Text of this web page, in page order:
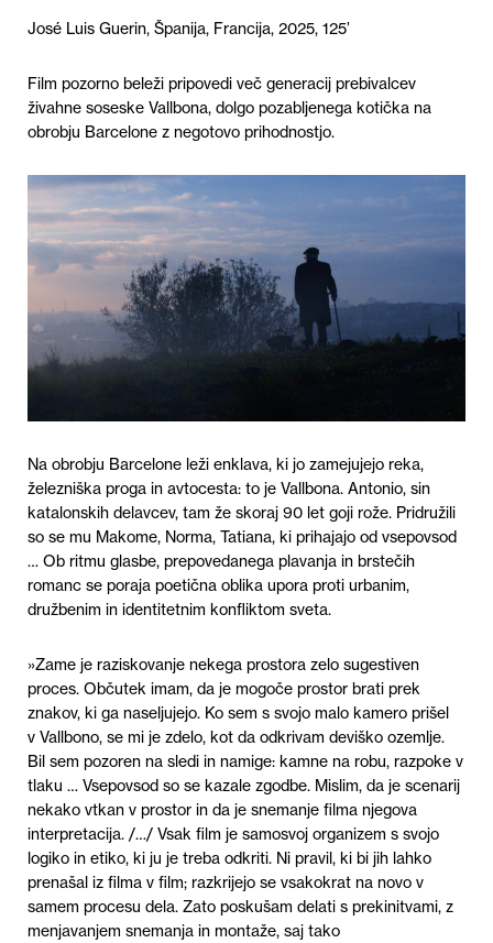
José Luis Guerin, Španija, Francija, 2025, 125’
Film pozorno beleži pripovedi več generacij prebivalcev
živahne soseske Vallbona, dolgo pozabljenega kotička na
obrobju Barcelone z negotovo prihodnostjo.
Na obrobju Barcelone leži enklava, ki jo zamejujejo reka,
železniška proga in avtocesta: to je Vallbona. Antonio, sin
katalonskih delavcev, tam že skoraj 90 let goji rože. Pridružili
so se mu Makome, Norma, Tatiana, ki prihajajo od vsepovsod
… Ob ritmu glasbe, prepovedanega plavanja in brstečih
romanc se poraja poetična oblika upora proti urbanim,
družbenim in identitetnim konfliktom sveta.
»Zame je raziskovanje nekega prostora zelo sugestiven
proces. Občutek imam, da je mogoče prostor brati prek
znakov, ki ga naseljujejo. Ko sem s svojo malo kamero prišel
v Vallbono, se mi je zdelo, kot da odkrivam deviško ozemlje.
Bil sem pozoren na sledi in namige: kamne na robu, razpoke v
tlaku … Vsepovsod so se kazale zgodbe. Mislim, da je scenarij
nekako vtkan v prostor in da je snemanje filma njegova
interpretacija. /…/ Vsak film je samosvoj organizem s svojo
logiko in etiko, ki ju je treba odkriti. Ni pravil, ki bi jih lahko
prenašal iz filma v film; razkrijejo se vsakokrat na novo v
samem procesu dela. Zato poskušam delati s prekinitvami, z
menjavanjem snemanja in montaže, saj tako